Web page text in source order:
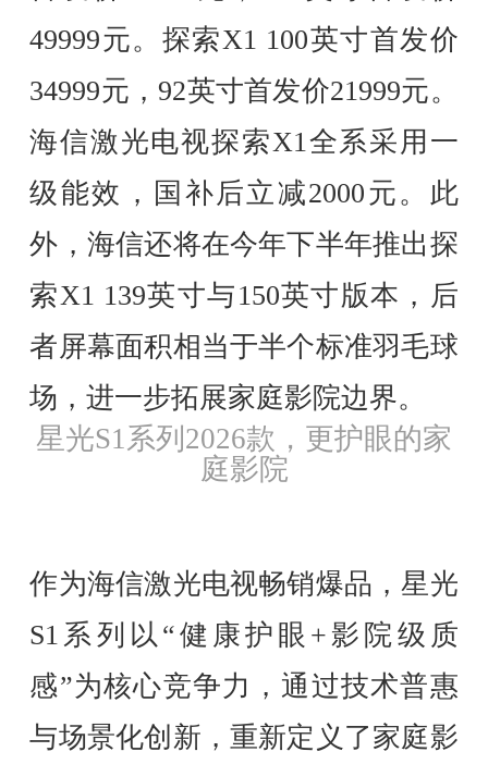
49999元。探索X1 100英寸首发价
34999元，92英寸首发价21999元。
海信激光电视探索X1全系采用一
级能效，国补后立减2000元。此
外，海信还将在今年下半年推出探
索X1 139英寸与150英寸版本，后
者屏幕面积相当于半个标准羽毛球
场，进一步拓展家庭影院边界。
星光S1系列2026款，更护眼的家
庭影院
作为海信激光电视畅销爆品，星光
S1系列以“健康护眼+影院级质
感”为核心竞争力，通过技术普惠
与场景化创新，重新定义了家庭影